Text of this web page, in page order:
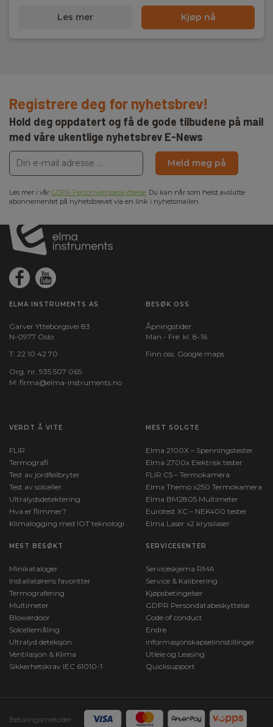
Les mer Kjøp nå
Registrere deg for nyhetsbrev!
Hold deg oppdatert og få de gode tilbudene på mail
med våre ukentlige nyhetsbrev E-News
Meld meg på
Les mer i vår GDPR Personvernbeskyttelse. Du kan når som helst avslutte
abonnementet på nyhetsbrevet via en link i nyhetsmailen.
ELMA INSTRUMENTS AS
Garver Ytteborgsvei 83
N-0977 Oslo
T: 22 10 42 70
Org. nr. 935 507 065
M: firma@elma-instruments.no​
BESØK OSS
Åpningstider:
Man - Fre: kl. 8-16
Finn oss: Google maps
VERDT Å VITE
FLIR
Termografi
Test av jordfeilbryter
Test av solceller
Ultralydsdetektering
Hva er flimmer?
Klimalogging med IOT teknologi
MEST SOLGTE
Elma 2100X – Spenningstester
Elma 2700x Elektrisk tester
FLIR C5 – Termokamera
Elma Themo x250 Termokamera
Elma BM2805 Multimeter
Eurotest XC – NEK400 tester
Elma Laser x2 krysslaser
MEST BESØKT
Minikataloger
Installatørens favoritter
Termografering
Multimeter
Blowerdoor
Solcellemåling
Ultralyd deteksjon
Ventilasjon & Klima
Sikkerhetskrav IEC 61010-1
SERVICESENTER
Serviceskjema RMA
Service & Kalibrering
Kjøpsbetingelser
GDPR Persondatabeskyttelse
Code of conduct
Endre
informasjonskapselinnstillinger
Utleie og Leasing
Quicksupport
Betalingsmetoder